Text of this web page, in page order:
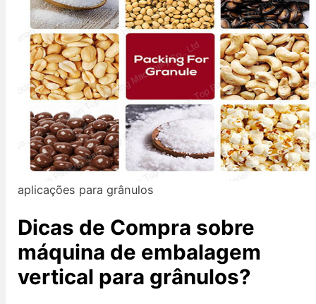
aplicações para grânulos
Dicas de Compra sobre
máquina de embalagem
vertical para grânulos?